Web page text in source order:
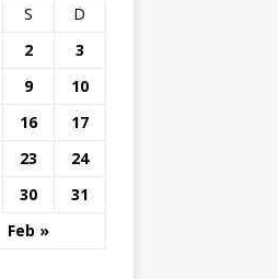
S D
Feb »
2
3
9
10
16
17
23
24
30 31